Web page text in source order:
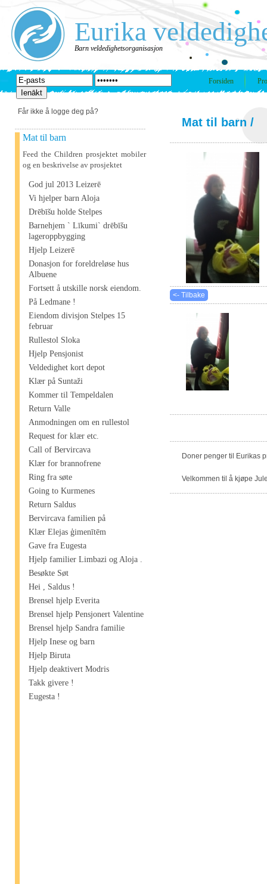
Eurika
Barn veldedighetsorganisasjon
Forsiden
Får ikke å logge deg på?
Mat til barn
Feed the Children prosjektet mobiler
og en beskrivelse av prosjektet
God jul 2013 Leizerē
Vi hjelper barn Aloja
Drēbīšu holde Stelpes
Barnehjem ` Līkumi` drēbīšu
lageroppbygging
Hjelp Leizerē
Donasjon for foreldreløse hus
Albuene
Fortsett å utskille norsk eiendom.
På Ledmane !
Eiendom divisjon Stelpes 15
februar
Rullestol Sloka
Hjelp Pensjonist
Veldedighet kort depot
Klær på Suntaži
Kommer til Tempeldalen
Return Valle
Anmodningen om en rullestol
Request for klær etc.
Call of Bervircava
Klær for brannofrene
Ring fra søte
Going to Kurmenes
Return Saldus
Bervircava familien på
Klær Elejas ģimenītēm
Gave fra Eugesta
Hjelp familier Limbazi og Aloja .
Besøkte Søt
Hei , Saldus !
Brensel hjelp Everita
Brensel hjelp Pensjonert Valentine
Brensel hjelp Sandra familie
Hjelp Inese og barn
Hjelp Biruta
Hjelp deaktivert Modris
Takk givere !
Eugesta !
Mat til barn /
<- Tilbake
Doner penger til Eurikas
Velkommen til å kjøpe